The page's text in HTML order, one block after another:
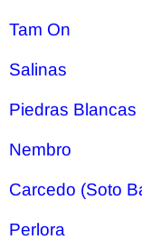
Tam On
Salinas
Piedras Blancas
Nembro
Carcedo (Soto
Perlora